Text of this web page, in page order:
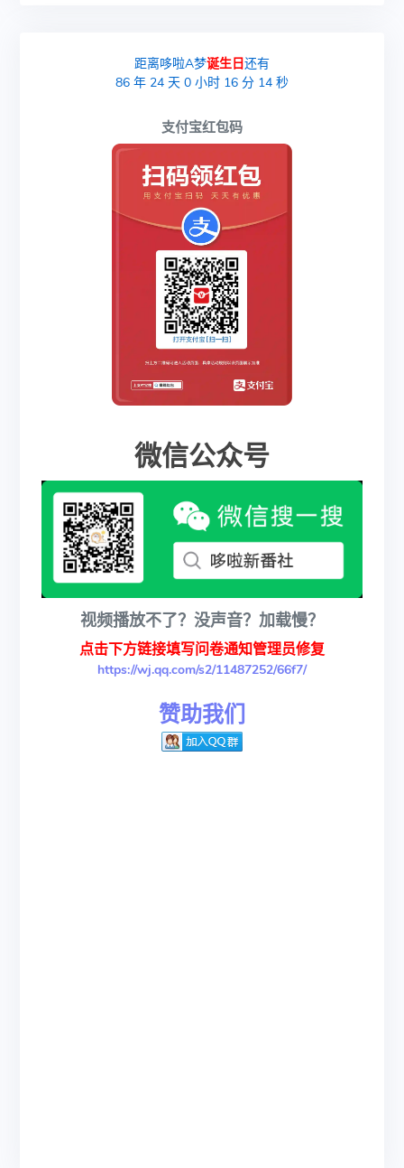
距离哆啦A梦诞生日还有
86 年24 天0 小时16 分13 秒
支付宝红包码
微信公众号
视频播放不了？没声音？加载慢？
点击下方链接填写问卷通知管理员修复
https://wj.qq.com/s2/11487252/66f7/
赞助我们